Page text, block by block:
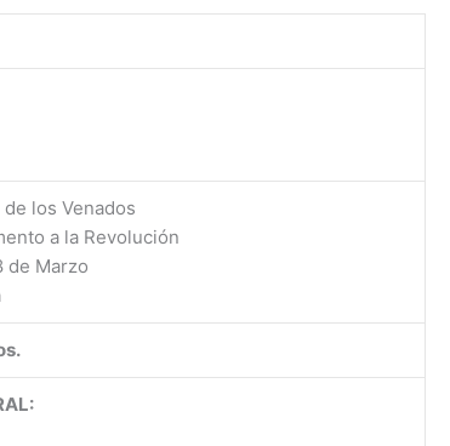
los Venados
a la Revolución
de Marzo